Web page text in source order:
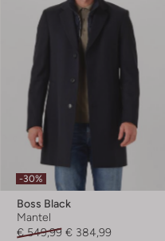
-30%
Boss Black
Mantel
€ 549,99 € 384,99